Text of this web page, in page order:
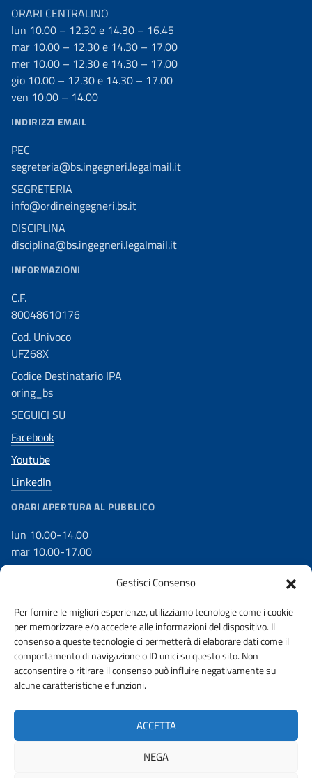
Gestisci Consenso
Per fornire le migliori esperienze, utilizziamo tecnologie come i cookie
per memorizzare e/o accedere alle informazioni del dispositivo. Il
consenso a queste tecnologie ci permetterà di elaborare dati come il
comportamento di navigazione o ID unici su questo sito. Non
acconsentire o ritirare il consenso può influire negativamente su
alcune caratteristiche e funzioni.
ACCETTA
NEGA
ORARI CENTRALINO
lun 10.00 – 12.30 e 14.30 – 16.45
mar 10.00 – 12.30 e 14.30 – 17.00
mer 10.00 – 12.30 e 14.30 – 17.00
gio 10.00 – 12.30 e 14.30 – 17.00
ven 10.00 – 14.00
INDIRIZZI EMAIL
PEC
segreteria@bs.ingegneri.legalmail.it
SEGRETERIA
info@ordineingegneri.bs.it
DISCIPLINA
disciplina@bs.ingegneri.legalmail.it
INFORMAZIONI
C.F.
80048610176
Cod. Univoco
UFZ68X
Codice Destinatario IPA
oring_bs
SEGUICI SU
Facebook
Youtube
LinkedIn
ORARI APERTURA AL PUBBLICO
lun 10.00-14.00
mar 10.00-17.00
mer 10.00-17.00
DICHIARAZIONE DI ACCESSIBILITÀ WHISTLEBLOWING
AMMINISTRAZIONE TRASPARENTE PRIVACY POLICY